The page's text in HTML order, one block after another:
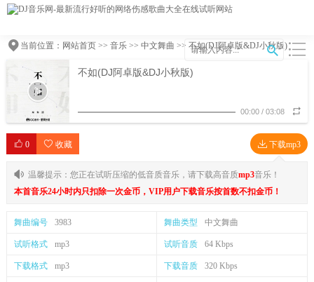
当前位置： 网站首页>> 音乐>> 中文舞曲 >> 不如(DJ阿卓版&DJ小秋版)
不如(DJ阿卓版&DJ小秋版)
00:00 /03:08
0 收藏 下载mp3
温馨提示：您正在试听压缩的低音质音乐，请下载高音质mp3音乐！
本首音乐24小时内只扣除一次金币，VIP用户下载音乐按首数不扣金币！
舞曲编号 3983 舞曲类型 中文舞曲
试听格式 mp3 试听音质 64 Kbps
下载格式 mp3 下载音质 320 Kbps